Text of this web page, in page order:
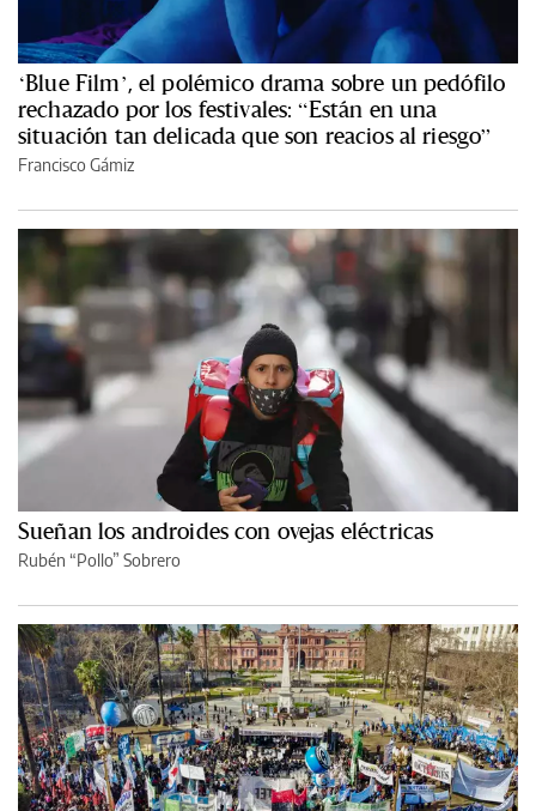
‘Blue Film’, el polémico drama sobre un pedófilo
rechazado por los festivales: “Están en una
situación tan delicada que son reacios al riesgo”
Francisco Gámiz
Sueñan los androides con ovejas eléctricas
Rubén “Pollo” Sobrero